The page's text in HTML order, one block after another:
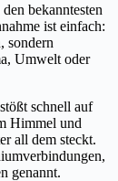
bekanntesten
ist einfach:
sondern
Umwelt oder
schnell auf
Himmel und
all dem steckt.
genannt.